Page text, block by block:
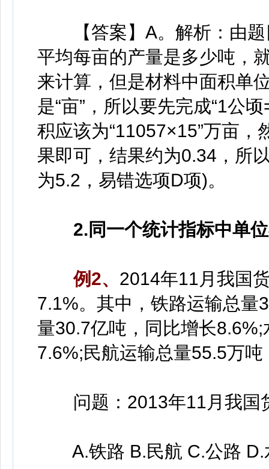
【答案】A。解析：由题
平均每亩的产量是多少吨，
来计算，但是材料中面积单
是“亩”，所以要先完成“1公
积应该为“11057×15”万亩
果即可，结果约为0.34，所
为5.2，易错选项D项)。
2.同一个统计指标中单
例2、 2014年11月我国
7.1%。其中，铁路运输总量
量30.7亿吨，同比增长
7.6%;民航运输总量55.5万
问题：2013年11月我国
A.铁路 B.民航 C.公路 D.